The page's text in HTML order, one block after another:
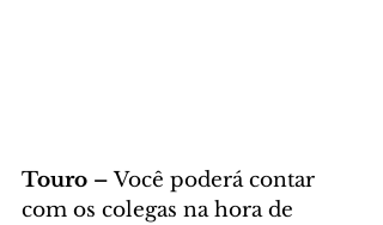
Touro – Você poderá contar
com os colegas na hora de